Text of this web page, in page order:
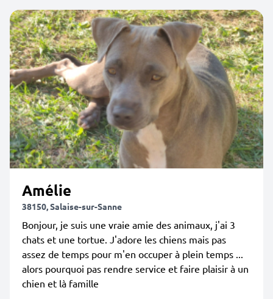
Amélie
38150, Salaise-sur-Sanne
Bonjour, je suis une vraie amie des animaux, j'ai 3
chats et une tortue. J'adore les chiens mais pas
assez de temps pour m'en occuper à plein temps ...
alors pourquoi pas rendre service et faire plaisir à un
chien et là famille